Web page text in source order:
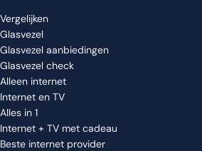
Vergelijken
Glasvezel
Glasvezel aanbiedingen
Glasvezel check
Alleen internet
Internet en TV
Alles in 1
Internet + TV met cadeau
Beste internet provider